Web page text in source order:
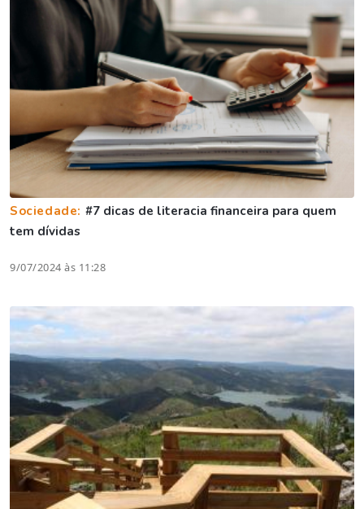
Sociedade: #7 dicas de literacia financeira para quem
tem dívidas
9/07/2024 às 11:28